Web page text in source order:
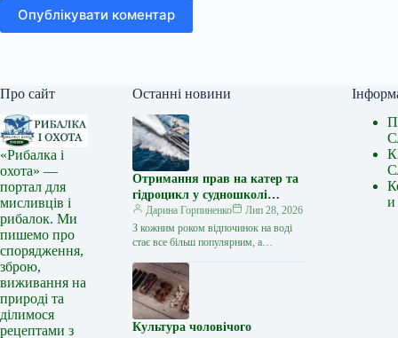
Опублікувати коментар
Про сайт
«Рибалка і
охота» —
портал для
мисливців і
рибалок. Ми
пишемо про
спорядження,
зброю,
виживання на
природі та
ділимося
рецептами з
Останні новини
Отримання прав на катер та
гідроцикл у судношколі
«Либідь-А»: від теорії до
іспиту
Дарина Горпиненко
Лип 28, 2026
З кожним роком відпочинок на воді
стає все більш популярним, а
чи гідроциклом відкриває нові
горизонти…
Культура чоловічого
и